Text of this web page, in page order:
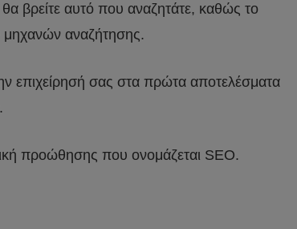
βρείτε αυτό που αναζητάτε, καθώς το
μηχανών αναζήτησης.
επιχείρησή σας στα πρώτα αποτελέσματα
προώθησης που ονομάζεται SEO.